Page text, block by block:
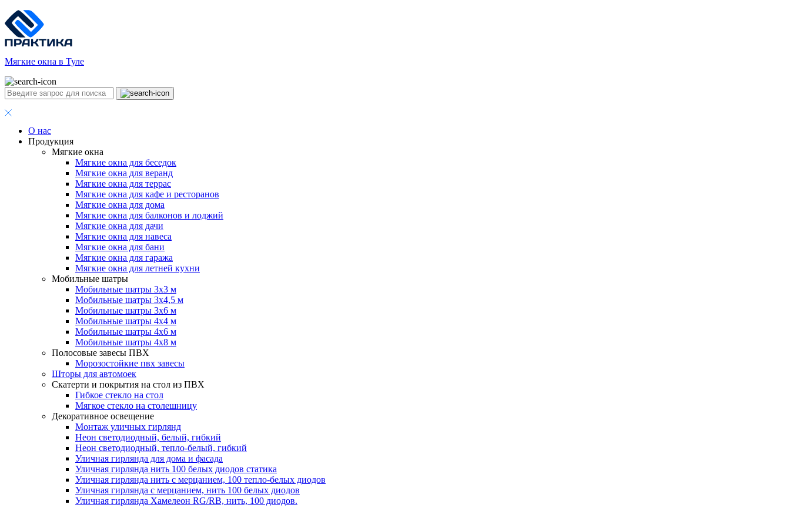
Мягкие окна в Туле
О нас
Продукция
Мягкие окна
Мягкие окна для беседок
Мягкие окна для веранд
Мягкие окна для террас
Мягкие окна для кафе и ресторанов
Мягкие окна для дома
Мягкие окна для балконов и лоджий
Мягкие окна для дачи
Мягкие окна для навеса
Мягкие окна для бани
Мягкие окна для гаража
Мягкие окна для летней кухни
Мобильные шатры
Мобильные шатры 3х3 м
Мобильные шатры 3х4,5 м
Мобильные шатры 3х6 м
Мобильные шатры 4х4 м
Мобильные шатры 4х6 м
Мобильные шатры 4х8 м
Полосовые завесы ПВХ
Морозостойкие пвх завесы
Шторы для автомоек
Скатерти и покрытия на стол из ПВХ
Гибкое стекло на стол
Мягкое стекло на столешницу
Декоративное освещение
Монтаж уличных гирлянд
Неон светодиодный, белый, гибкий
Неон светодиодный, тепло-белый, гибкий
Уличная гирлянда для дома и фасада
Уличная гирлянда нить 100 белых диодов статика
Уличная гирлянда нить с мерцанием, 100 тепло-белых диодов
Уличная гирлянда с мерцанием, нить 100 белых диодов
Уличная гирлянда Хамелеон RG/RB, нить, 100 диодов.